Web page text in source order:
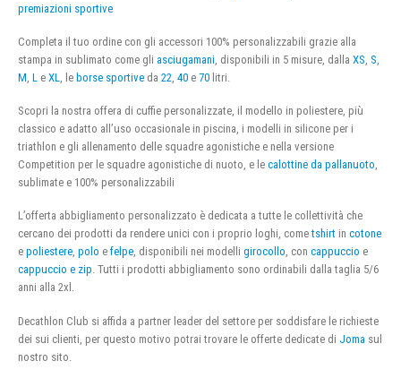
premiazioni sportive
Completa il tuo ordine con gli accessori 100% personalizzabili grazie alla
stampa in sublimato come gli asciugamani , disponibili in 5 misure, dalla XS S
M L e XL , le borse sportive da 22 40 e 70 litri.
Scopri la nostra offera di cuffie personalizzate, il modello in poliestere, più
classico e adatto all’uso occasionale in piscina, i modelli in silicone per i
triathlon e gli allenamento delle squadre agonistiche e nella versione
Competition per le squadre agonistiche di nuoto, e le calottine da pallanuoto,
sublimate e 100% personalizzabili
L’offerta abbigliamento personalizzato è dedicata a tutte le collettività che
cercano dei prodotti da rendere unici con i proprio loghi, cometshirt in cotone
e poliestere, polo e felpe, disponibili nei modelli girocollo, con cappuccio e
cappuccio e zip. Tutti i prodotti abbigliamento sono ordinabili dalla taglia 5/6
anni alla 2xl.
Decathlon Club si affida a partner leader del settore per soddisfare le richieste
dei sui clienti, per questo motivo potrai trovare le offerte dedicate di Joma sul
nostro sito.